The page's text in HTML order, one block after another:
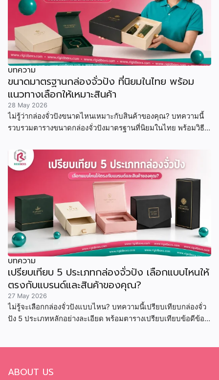
บทความ
ขนาดมาตรฐานกล่องจั่วปัง ที่นิยมในไทย พร้อม
แนวทางเลือกให้เหมาะสินค้า
28 May 2026
ไม่รู้ว่ากล่องจั่วปังขนาดไหนเหมาะกับสินค้าของคุณ? บทความนี้
รวบรวมตารางขนาดกล่องจั่วปังมาตรฐานที่นิยมในไทย พร้อมวิธี
บทความ
เปรียบเทียบ 5 ประเภทกล่องจั่วปัง เลือกแบบไหนให้
ตรงกับแบรนด์และสินค้าของคุณ?
27 May 2026
ไม่รู้จะเลือกกล่องจั่วปังแบบไหน? บทความนี้เปรียบเทียบกล่องจั่ว
ปัง 5 ประเภทหลักอย่างละเอียด พร้อมตารางเปรียบเทียบข้อดีข้อ
ABOUT US